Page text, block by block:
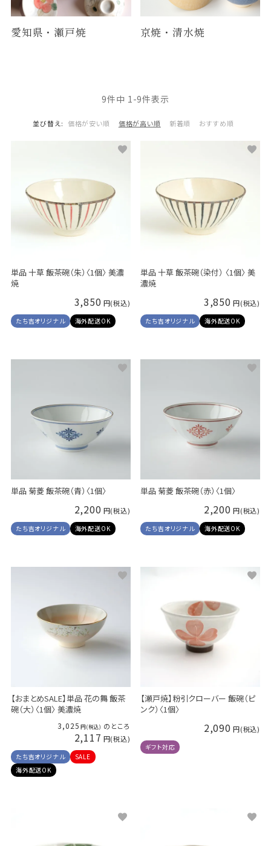
愛知県・瀬戸焼 京焼・清水焼
並び替え 価格が安い順 価格が高い順 新着順 おすすめ順
9件中 1-9件表示
単品 十草 飯茶碗（朱）〈1個〉 美濃
焼
3,850
たち吉オリジナル 海外配送OK
単品 十草 飯茶碗（染付） 〈1個〉 美
濃焼
3,850
たち吉オリジナル 海外配送OK
単品 菊菱 飯茶碗（青）〈1個〉
2,200
たち吉オリジナル 海外配送OK
単品 菊菱 飯茶碗（赤）〈1個〉
2,200
たち吉オリジナル 海外配送OK
【おまとめSALE】単品 花の舞 飯茶
碗（大）〈1個〉 美濃焼
3,025 のところ
2,117
たち吉オリジナル
SALE
海外配送OK
【瀬戸焼】粉引クローバー 飯碗（ピ
ンク）〈1個〉
2,090
ギフト対応